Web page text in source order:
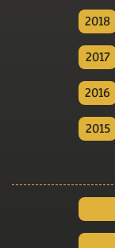
2018
2017
2016
2015